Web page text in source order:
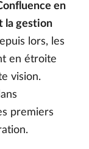
en
la gestion
lors, les
en étroite
vision.
premiers